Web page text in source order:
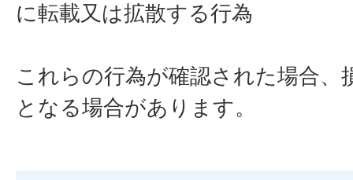
に転載又は拡散する行為
これらの行為が確認された場合、
となる場合があります。